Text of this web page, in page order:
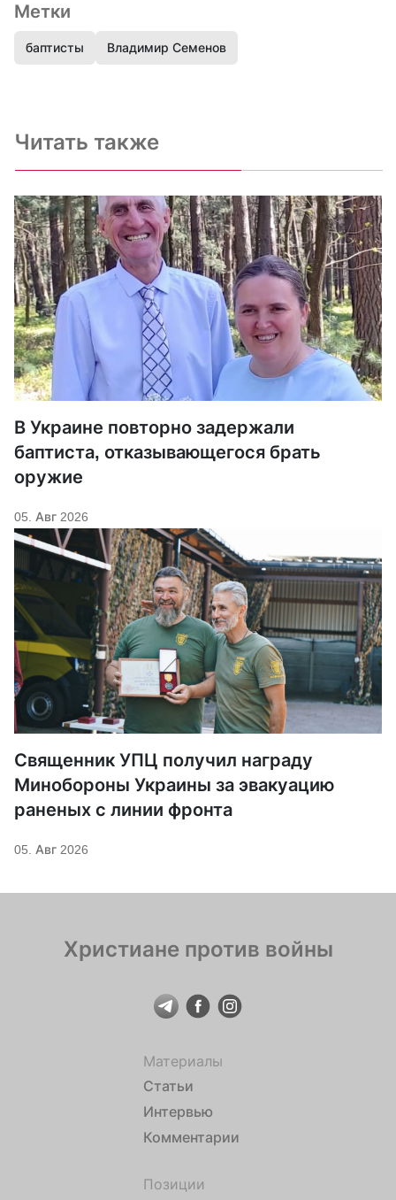
Метки
баптисты Владимир Семенов
Читать также
В Украине повторно задержали
баптиста, отказывающегося брать
оружие
05. Авг 2026
Священник УПЦ получил награду
Минобороны Украины за эвакуацию
раненых с линии фронта
05. Авг 2026
Христиане против войны
Материалы
Статьи
Интервью
Комментарии
Позиции